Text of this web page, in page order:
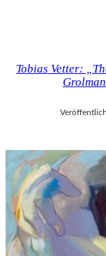
Tobias Vetter: